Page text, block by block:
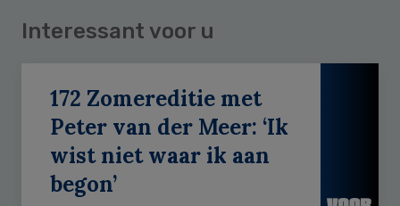
Interessant voor u
172 Zomereditie met
Peter van der Meer: ‘Ik
wist niet waar ik aan
begon’